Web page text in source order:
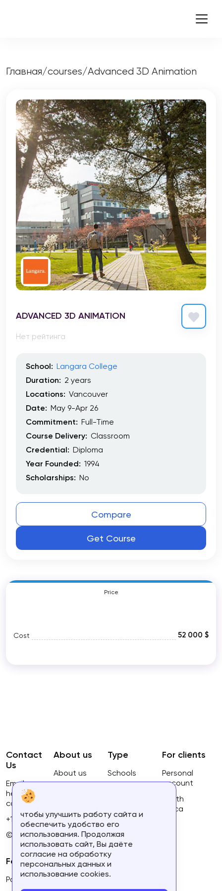
Главная/courses/Advanced 3D Animation
ADVANCED 3D ANIMATION
Нет рейтинга
School: Langara College
Duration: 2 years
Locations: Vancouver
Date: May 9-Apr 26
Commitment: Full-Time
Course Delivery: Classroom
Credential: Diploma
Year Founded: 1994
Scholarships: No
Compare
Get Course
Price
Cost 52 000 $
About us
About us
Terms of
use
Type
Schools
For clients
Personal
account
South
Africa
For partners
Partner's personal account
Contact
Us
Email:
hello@ca-
courses.com
+16134168460
© 2023.
чтобы улучшить работу сайта и
обеспечить удобство его
использования. Продолжая
использовать сайт, Вы даёте
согласие на обработку
персональных данных и
использование cookies.